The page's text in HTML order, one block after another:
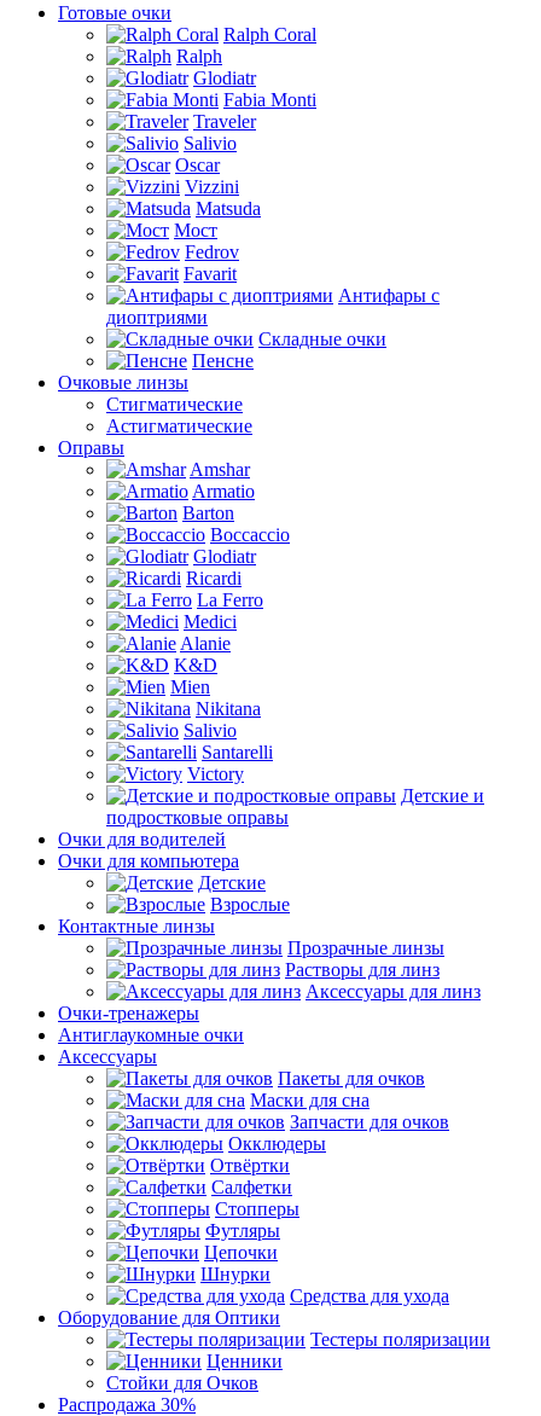
Готовые очки
Ralph Coral
Ralph
Glodiatr
Fabia Monti
Traveler
Salivio
Oscar
Vizzini
Matsuda
Мост
Fedrov
Favarit
Антифары с
диоптриями
Складные очки
Пенсне
Очковые линзы
Стигматические
Астигматические
Оправы
Amshar
Armatio
Barton
Boccaccio
Glodiatr
Ricardi
La Ferro
Medici
Alanie
K&D
Mien
Nikitana
Salivio
Santarelli
Victory
Детские и
подростковые оправы
Очки для водителей
Очки для компьютера
Детские
Взрослые
Контактные линзы
Прозрачные линзы
Растворы для линз
Аксессуары для линз
Очки-тренажеры
Антиглаукомные очки
Аксессуары
Пакеты для очков
Маски для сна
Запчасти для очков
Окклюдеры
Отвёртки
Салфетки
Стопперы
Футляры
Цепочки
Шнурки
Средства для ухода
Оборудование для Оптики
Тестеры поляризации
Ценники
Стойки для Очков
Распродажа 30%